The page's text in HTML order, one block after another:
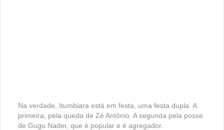
Na verdade, Itumbiara está em festa, uma festa dupla. A
primeira, pela queda de Zé Antônio. A segunda pela posse
de Gugu Nader, que é popular e é agregador.